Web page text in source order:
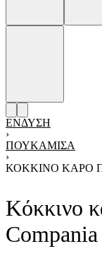
ΈΝΔΥΣΗ
›
ΠΟΥΚΆΜΙΣΑ
›
ΚΌΚΚΙΝΟ ΚΑΡΌ
Κόκκινο